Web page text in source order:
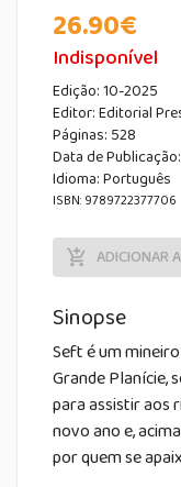
26.90€
Indisponível
Edição:10-2025
Editor:Editorial
Páginas: 528
Data de Publicação:
Idioma:Português
ISBN: 9789722377706
ADICIONAR
Sinopse
Seft é um
Grande Planície,
para assistir aos
novo ano e,
por quem se